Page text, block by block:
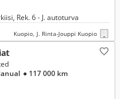
Rek. 6 - J. autoturva
Kuopio, J. Rinta-Jouppi Kuopio
● 117 000 km